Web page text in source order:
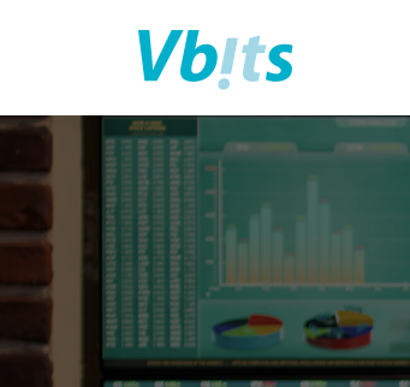
Silverbricks
Securities
Co